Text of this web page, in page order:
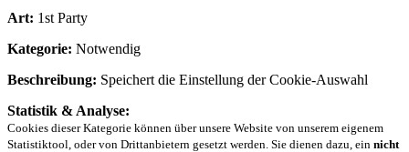
Art: 1st Party
Kategorie: Notwendig
Beschreibung: Speichert die Einstellung der Cookie-Auswahl
Statistik & Analyse:
Cookies dieser Kategorie können über unsere Website von unserem eigenem
Statistiktool, oder von Drittanbietern gesetzt werden. Sie dienen dazu, ein nicht